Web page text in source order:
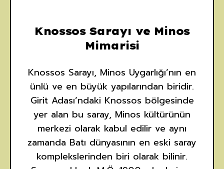
Knossos Sarayı ve Minos
Mimarisi
Knossos Sarayı, Minos Uygarlığı’nın en
ünlü ve en büyük yapılarından biridir.
Girit Adası’ndaki Knossos bölgesinde
yer alan bu saray, Minos kültürünün
merkezi olarak kabul edilir ve aynı
zamanda Batı dünyasının en eski saray
komplekslerinden biri olarak bilinir.